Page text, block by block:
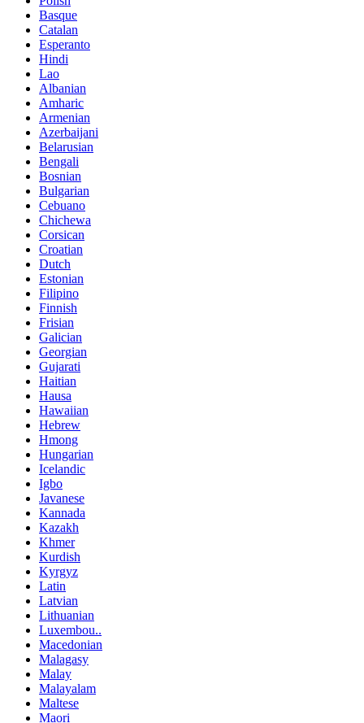
Basque
Catalan
Esperanto
Hindi
Lao
Albanian
Amharic
Armenian
Azerbaijani
Belarusian
Bengali
Bosnian
Bulgarian
Cebuano
Chichewa
Corsican
Croatian
Dutch
Estonian
Filipino
Finnish
Frisian
Galician
Georgian
Gujarati
Haitian
Hausa
Hawaiian
Hebrew
Hmong
Hungarian
Icelandic
Igbo
Javanese
Kannada
Kazakh
Khmer
Kurdish
Kyrgyz
Latin
Latvian
Lithuanian
Luxembou..
Macedonian
Malagasy
Malay
Malayalam
Maltese
Maori